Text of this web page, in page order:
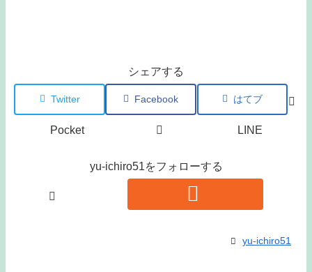
シェアする
Twitter Facebook はてブ
Pocket LINE
yu-ichiro51をフォローする
yu-ichiro51